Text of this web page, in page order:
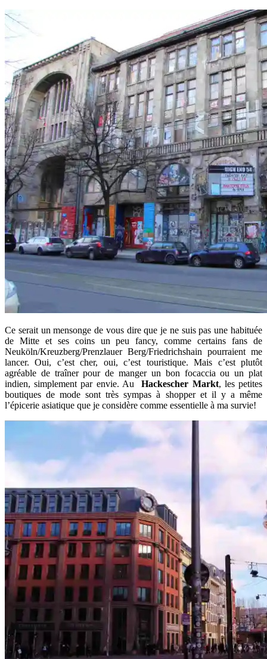
Ce serait un mensonge de vous dire que je ne suis pas une habituée
de Mitte et ses coins un peu fancy, comme certains fans de
Neuköln/Kreuzberg/Prenzlauer Berg/Friedrichshain pourraient me
lancer. Oui, c’est cher, oui, c’est touristique. Mais c’est plutôt
agréable de traîner pour de manger un bon focaccia ou un plat
indien, simplement par envie. AuHackescher Markt, les petites
boutiques de mode sont très sympas à shopper et il y a même
l’épicerie asiatique que je considère comme essentielle à ma survie!